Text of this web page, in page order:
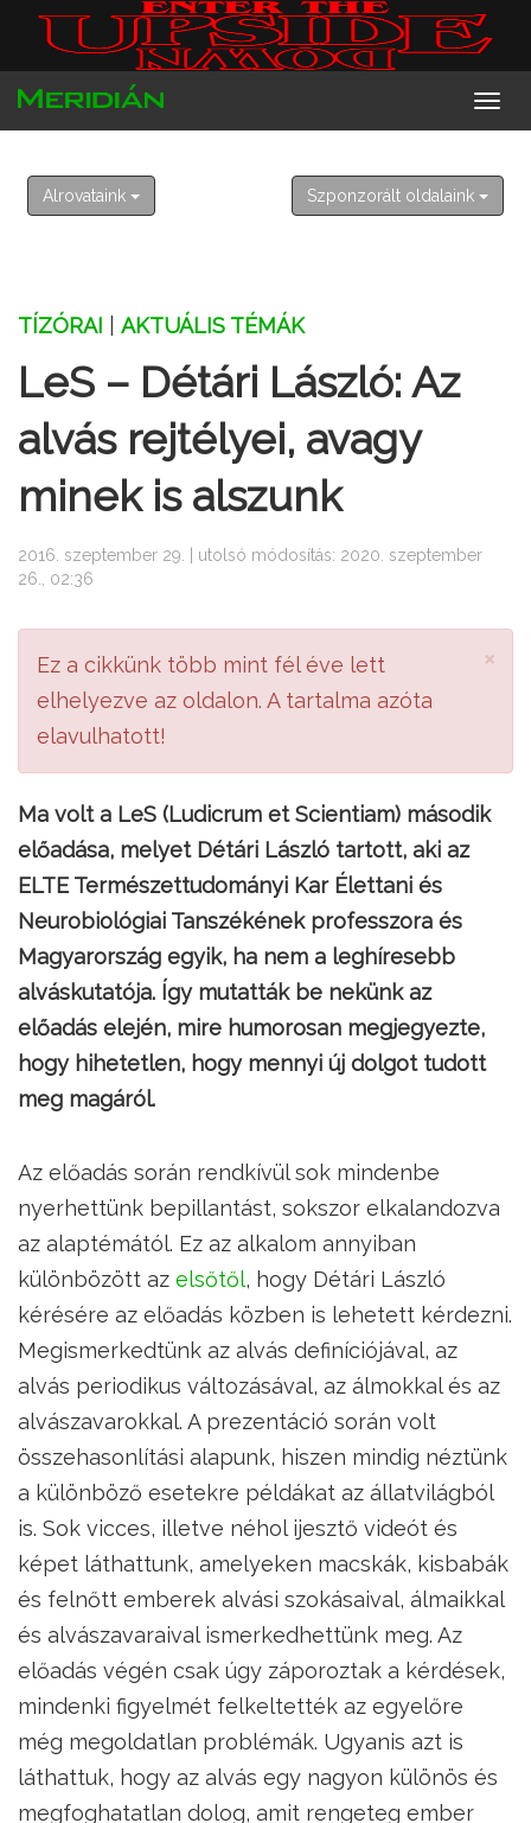
2026. augusztus 10. hétfő
Lőrinc
Alrovataink Szponzorált oldalaink
TÍZÓRAI AKTUÁLIS TÉMÁK
LeS – Détári László: Az
alvás rejtélyei, avagy
minek is alszunk
2016. szeptember 29. | utolsó módosítás: 2020. szeptember
26., 02:36
×
Ez a cikkünk több mint fél éve lett
elhelyezve az oldalon. A tartalma azóta
elavulhatott!
Ma volt a LeS (Ludicrum et Scientiam) második
előadása, melyet Détári László tartott, aki az
ELTE Természettudományi Kar Élettani és
Neurobiológiai Tanszékének professzora és
Magyarország egyik, ha nem a leghíresebb
alváskutatója. Így mutatták be nekünk az
előadás elején, mire humorosan megjegyezte,
hogy hihetetlen, hogy mennyi új dolgot tudott
meg magáról.
Az előadás során rendkívül sok mindenbe
nyerhettünk bepillantást, sokszor elkalandozva
az alaptémától. Ez az alkalom annyiban
különbözött az elsőtől, hogy Détári László
kérésére az előadás közben is lehetett kérdezni.
Megismerkedtünk az alvás definíciójával, az
alvás periodikus változásával, az álmokkal és az
alvászavarokkal. A prezentáció során volt
összehasonlítási alapunk, hiszen mindig néztünk
a különböző esetekre példákat az állatvilágból
is. Sok vicces, illetve néhol ijesztő videót és
képet láthattunk, amelyeken macskák, kisbabák
és felnőtt emberek alvási szokásaival, álmaikkal
és alvászavaraival ismerkedhettünk meg. Az
előadás végén csak úgy záporoztak a kérdések,
mindenki figyelmét felkeltették az egyelőre
még megoldatlan problémák. Ugyanis azt is
láthattuk, hogy az alvás egy nagyon különös és
megfoghatatlan dolog, amit rengeteg ember